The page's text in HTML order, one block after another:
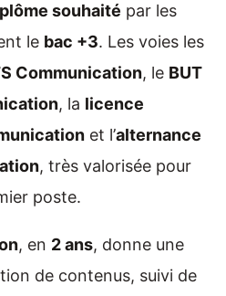
souhaité par les
le bac +3. Les voies les
Communication, le BUT
, la licence
et l’alternance
, très valorisée pour
poste.
, en 2 ans, donne une
de contenus, suivi de